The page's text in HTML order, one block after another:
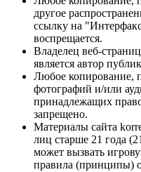
другое
ссылку на
воспрещается.
Владелец веб-
является автор
Любое копирование,
фотографий и/или
принадлежащих
запрещено.
Материалы сайта
лиц старше 21 года
может вызвать
правила (принципы)